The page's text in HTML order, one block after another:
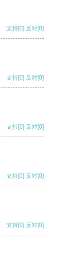
支持[0] 反对[0]
支持[0] 反对[0]
支持[0] 反对[0]
支持[0] 反对[0]
支持[0] 反对[0]